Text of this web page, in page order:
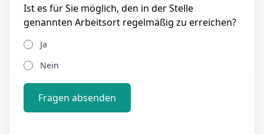
Ist es für Sie möglich, den in der Stelle
genannten Arbeitsort regelmäßig zu erreichen?
Ja
Nein
Fragen absenden